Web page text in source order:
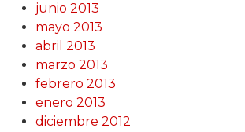
junio 2013
mayo 2013
abril 2013
marzo 2013
febrero 2013
enero 2013
diciembre 2012